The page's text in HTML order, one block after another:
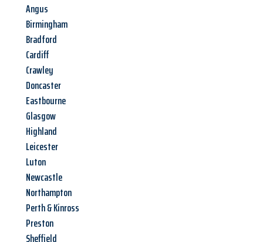
Angus
Birmingham
Bradford
Cardiff
Crawley
Doncaster
Eastbourne
Glasgow
Highland
Leicester
Luton
Newcastle
Northampton
Perth & Kinross
Preston
Sheffield